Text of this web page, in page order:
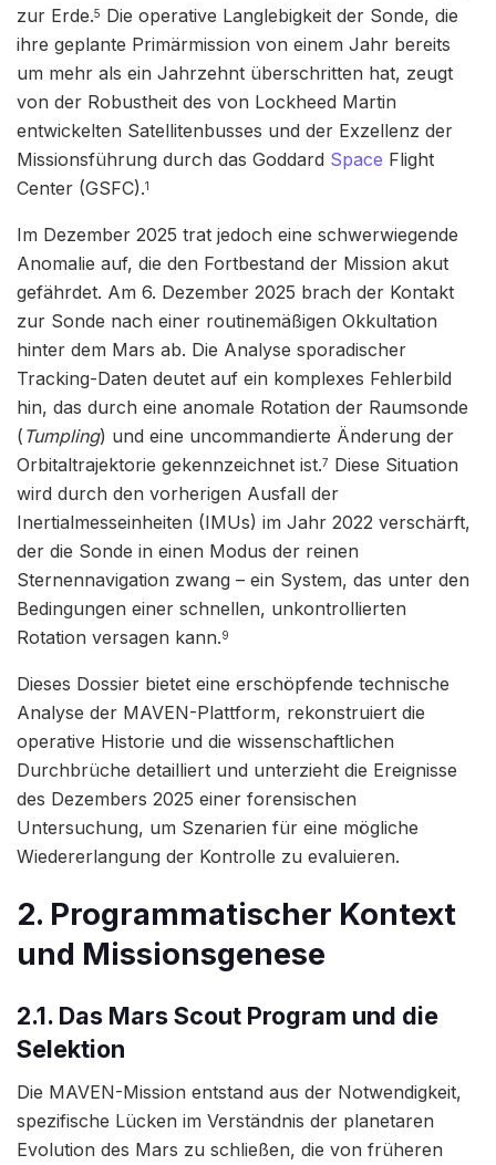
zur Erde.5 Die operative Langlebigkeit der Sonde, die
ihre geplante Primärmission von einem Jahr bereits
um mehr als ein Jahrzehnt überschritten hat, zeugt
von der Robustheit des von Lockheed Martin
entwickelten Satellitenbusses und der Exzellenz der
Missionsführung durch das Goddard Space Flight
Center (GSFC).1
Im Dezember 2025 trat jedoch eine schwerwiegende
Anomalie auf, die den Fortbestand der Mission akut
gefährdet. Am 6. Dezember 2025 brach der Kontakt
zur Sonde nach einer routinemäßigen Okkultation
hinter dem Mars ab. Die Analyse sporadischer
Tracking-Daten deutet auf ein komplexes Fehlerbild
hin, das durch eine anomale Rotation der Raumsonde
( Tumpling) und eine uncommandierte Änderung der
Orbitaltrajektorie gekennzeichnet ist.7 Diese Situation
wird durch den vorherigen Ausfall der
Inertialmesseinheiten (IMUs) im Jahr 2022 verschärft,
der die Sonde in einen Modus der reinen
Sternennavigation zwang – ein System, das unter den
Bedingungen einer schnellen, unkontrollierten
Rotation versagen kann.9
Dieses Dossier bietet eine erschöpfende technische
Analyse der MAVEN-Plattform, rekonstruiert die
operative Historie und die wissenschaftlichen
Durchbrüche detailliert und unterzieht die Ereignisse
des Dezembers 2025 einer forensischen
Untersuchung, um Szenarien für eine mögliche
Wiedererlangung der Kontrolle zu evaluieren.
2. Programmatischer Kontext
und Missionsgenese
2.1. Das Mars Scout Program und die
Selektion
Die MAVEN-Mission entstand aus der Notwendigkeit,
spezifische Lücken im Verständnis der planetaren
Evolution des Mars zu schließen, die von früheren